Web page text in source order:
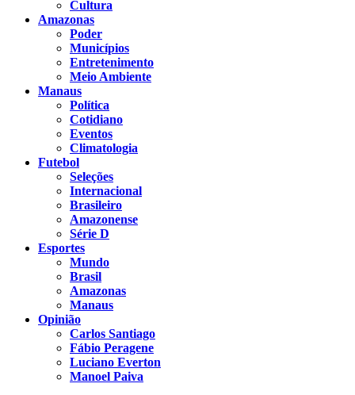
Cultura
Amazonas
Poder
Municípios
Entretenimento
Meio Ambiente
Manaus
Política
Cotidiano
Eventos
Climatologia
Futebol
Seleções
Internacional
Brasileiro
Amazonense
Série D
Esportes
Mundo
Brasil
Amazonas
Manaus
Opinião
Carlos Santiago
Fábio Peragene
Luciano Everton
Manoel Paiva